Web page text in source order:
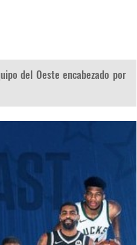
del Oeste encabezado por